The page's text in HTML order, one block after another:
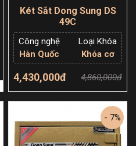
Két Sắt Dong Sung DS
49C
Công nghệ
Hàn Quốc
Loại Khóa
Khóa cơ
4,430,000đ 4,860,000đ
Thêm giỏ hàng
- 7%